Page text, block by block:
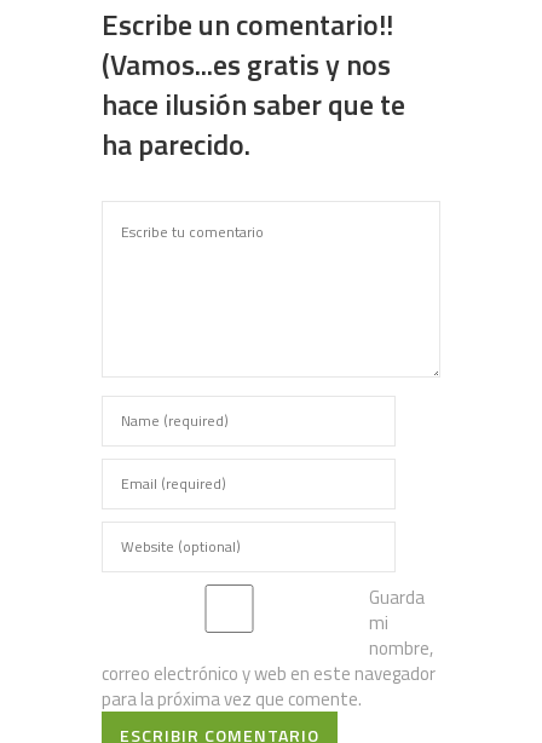
Escribe un comentario!!
(Vamos...es gratis y nos
hace ilusión saber que te
ha parecido.
Guarda
mi
nombre,
correo electrónico y web en este navegador
para la próxima vez que comente.
ESCRIBIR COMENTARIO